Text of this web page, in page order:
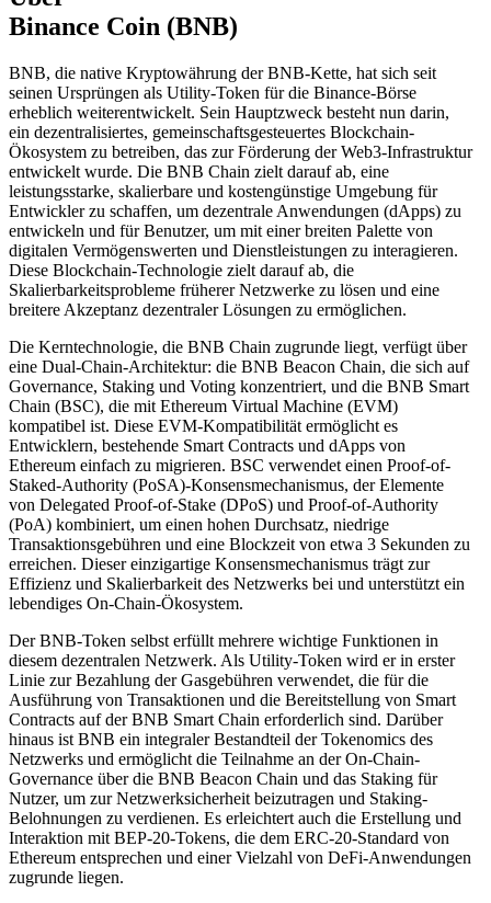
Binance Coin (BNB)
BNB, die native Kryptowährung der BNB-Kette, hat sich seit
seinen Ursprüngen als Utility-Token für die Binance-Börse
erheblich weiterentwickelt. Sein Hauptzweck besteht nun darin,
ein dezentralisiertes, gemeinschaftsgesteuertes Blockchain-
Ökosystem zu betreiben, das zur Förderung der Web3-Infrastruktur
entwickelt wurde. Die BNB Chain zielt darauf ab, eine
leistungsstarke, skalierbare und kostengünstige Umgebung für
Entwickler zu schaffen, um dezentrale Anwendungen (dApps) zu
entwickeln und für Benutzer, um mit einer breiten Palette von
digitalen Vermögenswerten und Dienstleistungen zu interagieren.
Diese Blockchain-Technologie zielt darauf ab, die
Skalierbarkeitsprobleme früherer Netzwerke zu lösen und eine
breitere Akzeptanz dezentraler Lösungen zu ermöglichen.
Die Kerntechnologie, die BNB Chain zugrunde liegt, verfügt über
eine Dual-Chain-Architektur: die BNB Beacon Chain, die sich auf
Governance, Staking und Voting konzentriert, und die BNB Smart
Chain (BSC), die mit Ethereum Virtual Machine (EVM)
kompatibel ist. Diese EVM-Kompatibilität ermöglicht es
Entwicklern, bestehende Smart Contracts und dApps von
Ethereum einfach zu migrieren. BSC verwendet einen Proof-of-
Staked-Authority (PoSA)-Konsensmechanismus, der Elemente
von Delegated Proof-of-Stake (DPoS) und Proof-of-Authority
(PoA) kombiniert, um einen hohen Durchsatz, niedrige
Transaktionsgebühren und eine Blockzeit von etwa 3 Sekunden zu
erreichen. Dieser einzigartige Konsensmechanismus trägt zur
Effizienz und Skalierbarkeit des Netzwerks bei und unterstützt ein
lebendiges On-Chain-Ökosystem.
Der BNB-Token selbst erfüllt mehrere wichtige Funktionen in
diesem dezentralen Netzwerk. Als Utility-Token wird er in erster
Linie zur Bezahlung der Gasgebühren verwendet, die für die
Ausführung von Transaktionen und die Bereitstellung von Smart
Contracts auf der BNB Smart Chain erforderlich sind. Darüber
hinaus ist BNB ein integraler Bestandteil der Tokenomics des
Netzwerks und ermöglicht die Teilnahme an der On-Chain-
Governance über die BNB Beacon Chain und das Staking für
Nutzer, um zur Netzwerksicherheit beizutragen und Staking-
Belohnungen zu verdienen. Es erleichtert auch die Erstellung und
Interaktion mit BEP-20-Tokens, die dem ERC-20-Standard von
Ethereum entsprechen und einer Vielzahl von DeFi-Anwendungen
zugrunde liegen.